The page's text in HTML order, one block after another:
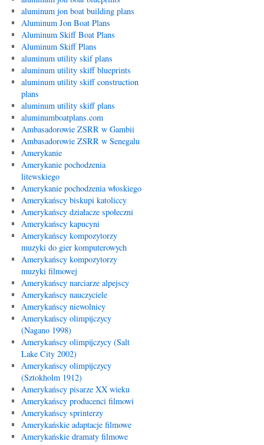
aluminum jon boat building plans
Aluminum Jon Boat Plans
Aluminum Skiff Boat Plans
Aluminum Skiff Plans
aluminum utility skif plans
aluminum utility skiff blueprints
aluminum utility skiff construction
plans
aluminum utility skiff plans
aluminumboatplans.com
Ambasadorowie ZSRR w Gambii
Ambasadorowie ZSRR w Senegalu
Amerykanie
Amerykanie pochodzenia
litewskiego
Amerykanie pochodzenia włoskiego
Amerykańscy biskupi katoliccy
Amerykańscy działacze społeczni
Amerykańscy kapucyni
Amerykańscy kompozytorzy
muzyki do gier komputerowych
Amerykańscy kompozytorzy
muzyki filmowej
Amerykańscy narciarze alpejscy
Amerykańscy nauczyciele
Amerykańscy niewolnicy
Amerykańscy olimpijczycy
(Nagano 1998)
Amerykańscy olimpijczycy (Salt
Lake City 2002)
Amerykańscy olimpijczycy
(Sztokholm 1912)
Amerykańscy pisarze XX wieku
Amerykańscy producenci filmowi
Amerykańscy sprinterzy
Amerykańskie adaptacje filmowe
Amerykańskie dramaty filmowe